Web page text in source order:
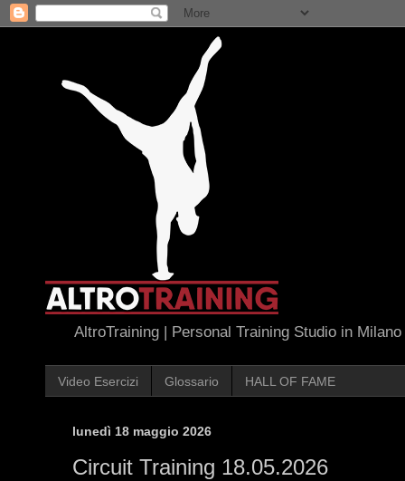
AltroTraining | Personal Training Studio in Milano
Video Esercizi Glossario HALL OF FAME
lunedì 18 maggio 2026
Circuit Training 18.05.2026